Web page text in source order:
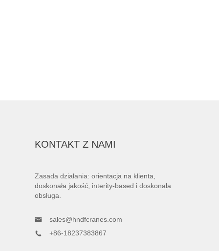
KONTAKT Z NAMI
Zasada działania: orientacja na klienta,
doskonała jakość, interity-based i doskonała
obsługa.
sales@hndfcranes.com
+86-18237383867